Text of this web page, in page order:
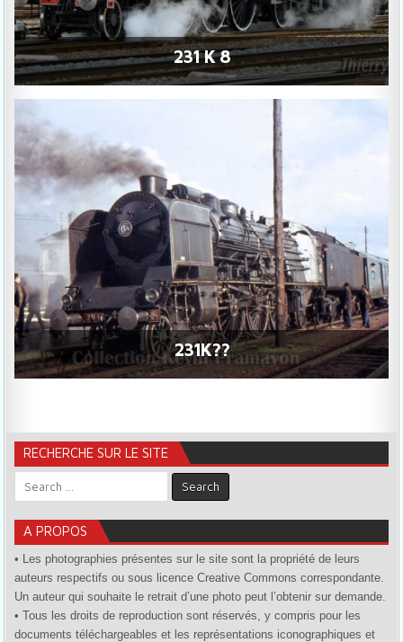
231 K 8
231K??
RECHERCHE SUR LE SITE
Search for:
A PROPOS
• Les photographies présentes sur le site sont la propriété de leurs
auteurs respectifs ou sous licence Creative Commons correspondante.
Un auteur qui souhaite le retrait d’une photo peut l’obtenir sur demande.
• Tous les droits de reproduction sont réservés, y compris pour les
documents téléchargeables et les représentations iconographiques et